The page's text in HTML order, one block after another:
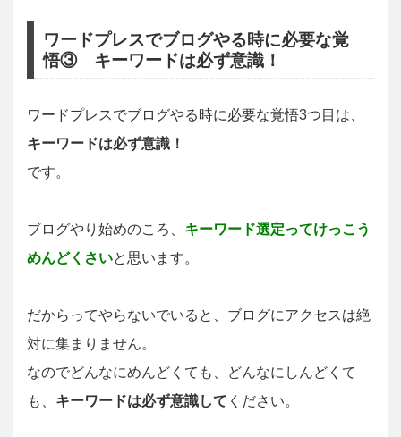
ワードプレスでブログやる時に必要な覚
悟③ キーワードは必ず意識！
ワードプレスでブログやる時に必要な覚悟3つ目は、
キーワードは必ず意識！
です。
ブログやり始めのころ、 キーワード選定ってけっこう
めんどくさいと思います。
だからってやらないでいると、ブログにアクセスは絶
対に集まりません。
なのでどんなにめんどくても、どんなにしんどくて
も、 キーワードは必ず意識して ください。